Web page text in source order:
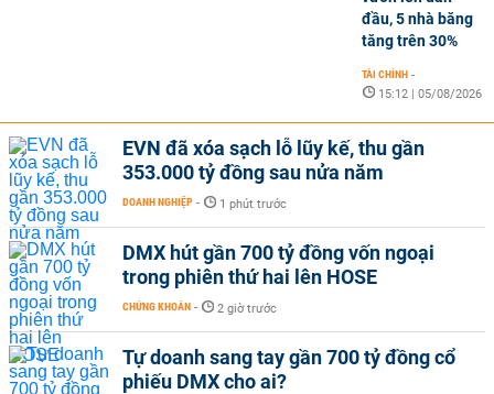
đầu, 5 nhà băng
tăng trên 30%
TÀI CHÍNH -
15:12 | 05/08/2026
EVN đã xóa sạch lỗ lũy kế, thu gần
353.000 tỷ đồng sau nửa năm
DOANH NGHIỆP - 1 phút trước
DMX hút gần 700 tỷ đồng vốn ngoại
trong phiên thứ hai lên HOSE
CHỨNG KHOÁN - 2 giờ trước
Tự doanh sang tay gần 700 tỷ đồng cổ
phiếu DMX cho ai?